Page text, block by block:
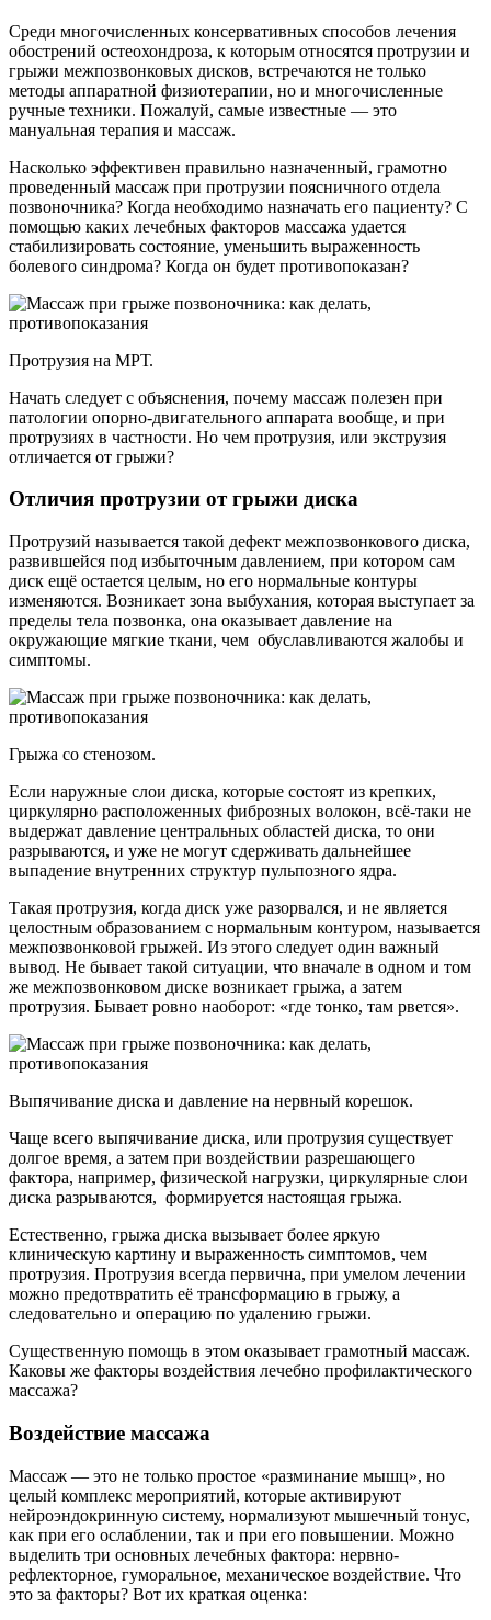
Среди многочисленных консервативных способов лечения
обострений остеохондроза, к которым относятся протрузии и
грыжи межпозвонковых дисков, встречаются не только
методы аппаратной физиотерапии, но и многочисленные
ручные техники. Пожалуй, самые известные — это
мануальная терапия и массаж.
Насколько эффективен правильно назначенный, грамотно
проведенный массаж при протрузии поясничного отдела
позвоночника? Когда необходимо назначать его пациенту? С
помощью каких лечебных факторов массажа удается
стабилизировать состояние, уменьшить выраженность
болевого синдрома? Когда он будет противопоказан?
Протрузия на МРТ.
Начать следует с объяснения, почему массаж полезен при
патологии опорно-двигательного аппарата вообще, и при
протрузиях в частности. Но чем протрузия, или экструзия
отличается от грыжи?
Отличия протрузии от грыжи диска
Протрузий называется такой дефект межпозвонкового диска,
развившейся под избыточным давлением, при котором сам
диск ещё остается целым, но его нормальные контуры
изменяются. Возникает зона выбухания, которая выступает за
пределы тела позвонка, она оказывает давление на
окружающие мягкие ткани, чем обуславливаются жалобы и
симптомы.
Грыжа со стенозом.
Если наружные слои диска, которые состоят из крепких,
циркулярно расположенных фиброзных волокон, всё-таки не
выдержат давление центральных областей диска, то они
разрываются, и уже не могут сдерживать дальнейшее
выпадение внутренних структур пульпозного ядра.
Такая протрузия, когда диск уже разорвался, и не является
целостным образованием с нормальным контуром, называется
межпозвонковой грыжей. Из этого следует один важный
вывод. Не бывает такой ситуации, что вначале в одном и том
же межпозвонковом диске возникает грыжа, а затем
протрузия. Бывает ровно наоборот: «где тонко, там рвется».
Выпячивание диска и давление на нервный корешок.
Чаще всего выпячивание диска, или протрузия существует
долгое время, а затем при воздействии разрешающего
фактора, например, физической нагрузки, циркулярные слои
диска разрываются, формируется настоящая грыжа.
Естественно, грыжа диска вызывает более яркую
клиническую картину и выраженность симптомов, чем
протрузия. Протрузия всегда первична, при умелом лечении
можно предотвратить её трансформацию в грыжу, а
следовательно и операцию по удалению грыжи.
Существенную помощь в этом оказывает грамотный массаж.
Каковы же факторы воздействия лечебно профилактического
массажа?
Воздействие массажа
Массаж — это не только простое «разминание мышц», но
целый комплекс мероприятий, которые активируют
нейроэндокринную систему, нормализуют мышечный тонус,
как при его ослаблении, так и при его повышении. Можно
выделить три основных лечебных фактора: нервно-
рефлекторное, гуморальное, механическое воздействие. Что
это за факторы? Вот их краткая оценка: